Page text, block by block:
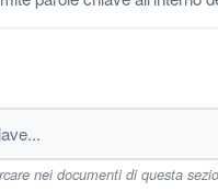
nei documenti di questa